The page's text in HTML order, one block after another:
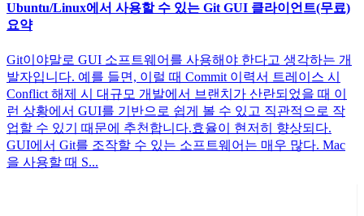
Ubuntu/Linux에서 사용할 수 있는 Git GUI 클라이언트(무료)
요약
Git이야말로 GUI 소프트웨어를 사용해야 한다고 생각하는 개
발자입니다. 예를 들면, 이럴 때 Commit 이력서 트레이스 시
Conflict 해제 시 대규모 개발에서 브랜치가 산란되었을 때 이
런 상황에서 GUI를 기반으로 쉽게 볼 수 있고 직관적으로 작
업할 수 있기 때문에 추천합니다.효율이 현저히 향상되다.
GUI에서 Git를 조작할 수 있는 소프트웨어는 매우 많다. Mac
을 사용할 때 S...